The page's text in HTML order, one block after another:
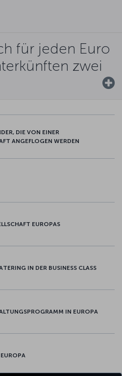
für jeden Euro
zwei
DIE VON EINER
ANGEFLOGEN WERDEN
EUROPAS
IN DER BUSINESS CLASS
IN EUROPA